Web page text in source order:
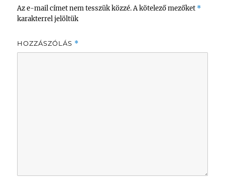
Az e-mail címet nem tesszük közzé. A kötelező mezőket *
karakterrel jelöltük
HOZZÁSZÓLÁS *